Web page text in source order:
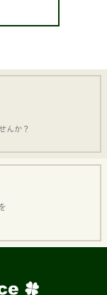
んか？